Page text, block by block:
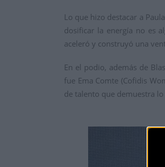
Lo que hizo destacar a
dosificar la energía no es
aceleró y construyó una
En el podio, además de
fue Ema Comte (Cofidis
de talento que demuestra